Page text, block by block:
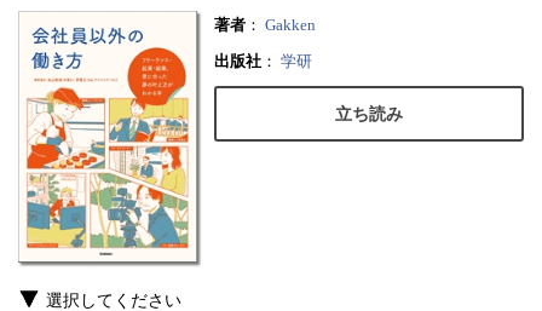
著者 ： Gakken
出版社 ： 学研
立ち読み
選択してください